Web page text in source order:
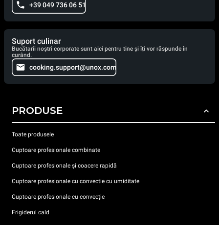
+39 049 736 06 51
Suport culinar
Bucătarii noștri corporate sunt aici pentru tine și îți vor răspunde în
curând.
cooking.support@unox.com
PRODUSE
Toate produsele
Cuptoare profesionale combinate
Cuptoare profesionale și coacere rapidă
Cuptoare profesionale cu convectie cu umiditate
Cuptoare profesionale cu convecție
Frigiderul cald